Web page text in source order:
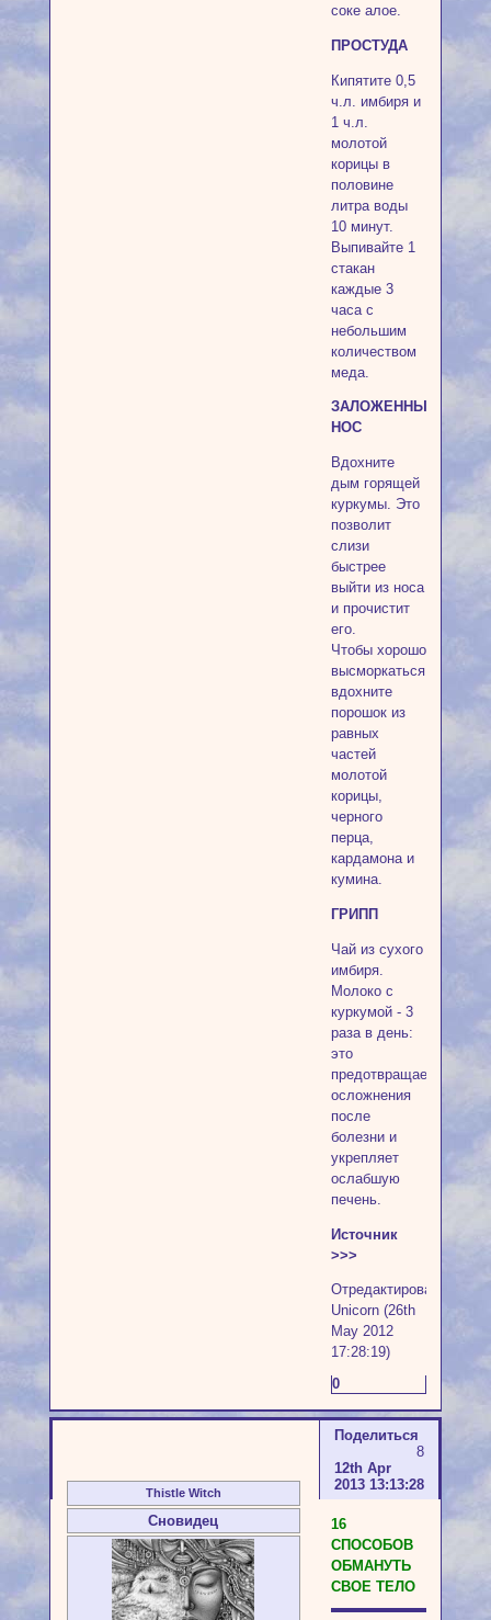
соке алое.
ПРОСТУДА
Кипятите 0,5
ч.л. имбиря и
1 ч.л.
молотой
корицы в
половине
литра воды
10 минут.
Выпивайте 1
стакан
каждые 3
часа с
небольшим
количеством
меда.
ЗАЛОЖЕННЫЙ
НОС
Вдохните
дым горящей
куркумы. Это
позволит
слизи
быстрее
выйти из носа
и прочистит
его.
Чтобы хорошо
высморкаться
вдохните
порошок из
равных
частей
молотой
корицы,
черного
перца,
кардамона и
кумина.
ГРИПП
Чай из сухого
имбиря.
Молоко с
куркумой - 3
раза в день:
это
предотвращает
осложнения
после
болезни и
укрепляет
ослабшую
печень.
Источник
>>>
Отредактировано
Unicorn (26th
May 2012
17:28:19)
0
Поделиться
8
12th Apr
2013 13:13:28
Thistle Witch
Сновидец
16
СПОСОБОВ
ОБМАНУТЬ
СВОЕ ТЕЛО